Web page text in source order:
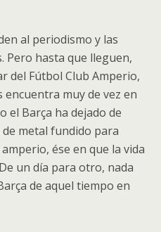
al periodismo y las
Pero hasta que lleguen,
del Fútbol Club Amperio,
muy de vez en
el Barça ha dejado de
metal fundido para
ése en que la vida
un día para otro, nada
de aquel tiempo en